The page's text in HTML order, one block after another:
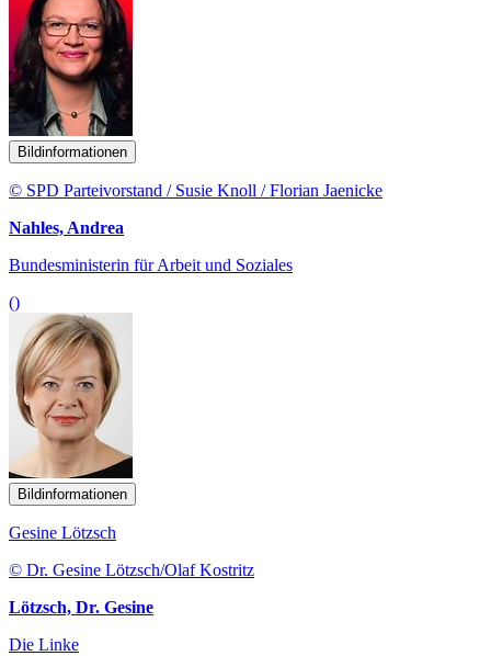
Bildinformationen
© SPD Parteivorstand / Susie Knoll / Florian Jaenicke
Nahles, Andrea
Bundesministerin für Arbeit und Soziales
()
Bildinformationen
Gesine Lötzsch
© Dr. Gesine Lötzsch/Olaf Kostritz
Lötzsch, Dr. Gesine
Die Linke